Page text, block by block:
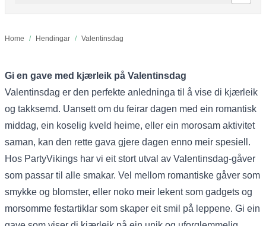
Home / Hendingar / Valentinsdag
Gi en gave med kjærleik på Valentinsdag
Valentinsdag er den perfekte anledninga til å vise di kjærleik
og takksemd. Uansett om du feirar dagen med ein romantisk
middag, ein koselig kveld heime, eller ein morosam aktivitet
saman, kan den rette gava gjere dagen enno meir spesiell.
Hos PartyVikings har vi eit stort utval av Valentinsdag-gåver
som passar til alle smakar. Vel mellom romantiske gåver som
smykke og blomster, eller noko meir lekent som gadgets og
morsomme festartiklar som skaper eit smil på leppene. Gi ein